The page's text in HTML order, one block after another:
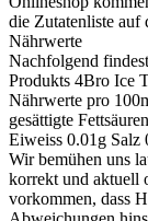
die Zutatenliste auf
Nährwerte
Nachfolgend
Produkts 4Bro Ice
Nährwerte pro
gesättigte
Eiweiss 0.01g Salz
Wir bemühen uns
korrekt und aktuell
vorkommen, dass